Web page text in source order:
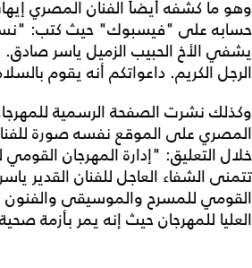
وهو ما كشفه أيضاً الفنان المصري
حسابه على "فيسبوك" حيث كتب: "نسأل
يشفي الأخ الحبيب الزميل ياسر صادق.
الرجل الكريم. داعواتكم أنه يقوم
وكذلك نشرت الصفحة الرسمية
المصري على الموقع نفسه صورة
خلال التعليق: "إدارة المهرجان
تتمنى الشفاء العاجل للفنان القدير
القومي للمسرح والموسيقى والفنون
العليا للمهرجان حيث إنه يمر بأزمة